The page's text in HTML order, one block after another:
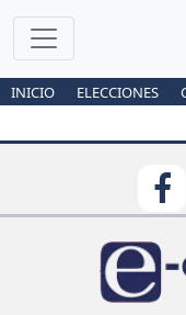
INICIO ELECCIONES